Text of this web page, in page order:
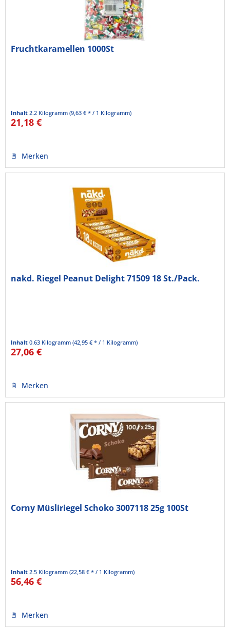
Fruchtkaramellen 1000St
Inhalt2.2 Kilogramm(9,63 € * / 1 Kilogramm)
21,18 €
Merken
nakd. Riegel Peanut Delight 71509 18 St./Pack.
Inhalt0.63 Kilogramm(42,95 € * / 1 Kilogramm)
27,06 €
Merken
Corny Müsliriegel Schoko 3007118 25g 100St
Inhalt 2.5 Kilogramm(22,58 € * / 1 Kilogramm)
56,46 €
Merken